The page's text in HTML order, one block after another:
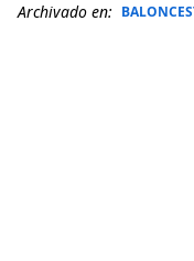
Archivado en: